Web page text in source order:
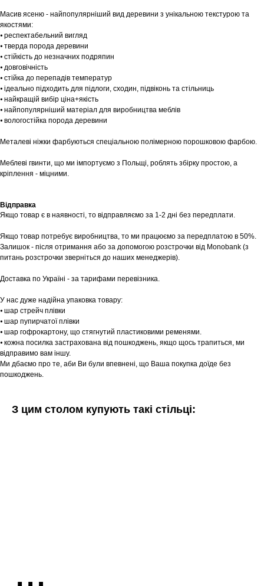
Масив ясеню - найпопулярніший вид деревини з унікальною текстурою та
якостями:
⦁ респектабельний вигляд
⦁ тверда порода деревини
⦁ стійкість до незначних подряпин
⦁ довговічність
⦁ стійка до перепадів температур
⦁ ідеально підходить для підлоги, сходин, підвіконь та стільниць
⦁ найкращій вибір ціна+якість
⦁ найпопулярніший матеріал для виробництва меблів
⦁ вологостійка порода деревини
Металеві ніжки фарбуються спеціальною полімерною порошковою фарбою.
Меблеві гвинти, що ми імпортуємо з Польщі, роблять збірку простою, а
кріплення - міцними.
Відправка
Якщо товар є в наявності, то відправляємо за 1-2 дні без передплати.
Якщо товар потребує виробництва, то ми працюємо за передплатою в 50%.
Залишок - після отримання або за допомогою розстрочки від Monobank (з
питань розстрочки зверніться до наших менеджерів).
Доставка по Україні - за тарифами перевізника.
У нас дуже надійна упаковка товару:
⦁ шар стрейч плівки
⦁ шар пупирчатої плівки
⦁ шар гофрокартону, що стягнутий пластиковими ременями.
⦁ кожна посилка застрахована від пошкоджень, якщо щось трапиться, ми
відправимо вам іншу.
Ми дбаємо про те, аби Ви були впевнені, що Ваша покупка доїде без
пошкоджень.
З цим столом купують такі стільці:
Шоурум
Tekstura
Заплануйте візит у простір створений